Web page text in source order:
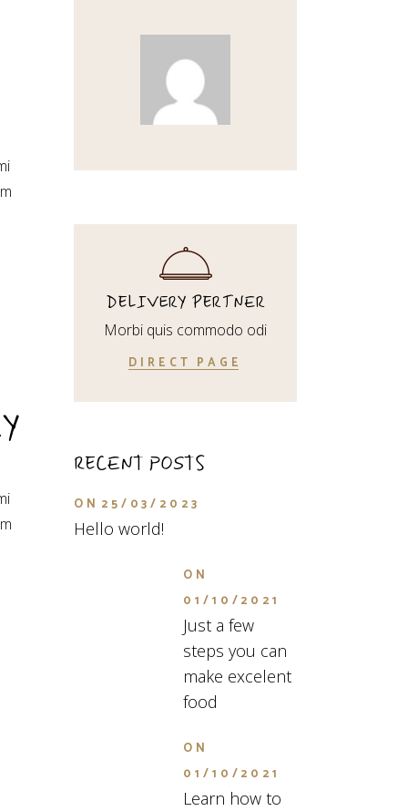
DELIVERY PERTNER
Morbi quis commodo odi
DIRECT PAGE
RECENT POSTS
ON 25/03/2023
Hello world!
ON
01/10/2021
Just a few
steps you can
make excelent
food
ON
01/10/2021
Learn how to